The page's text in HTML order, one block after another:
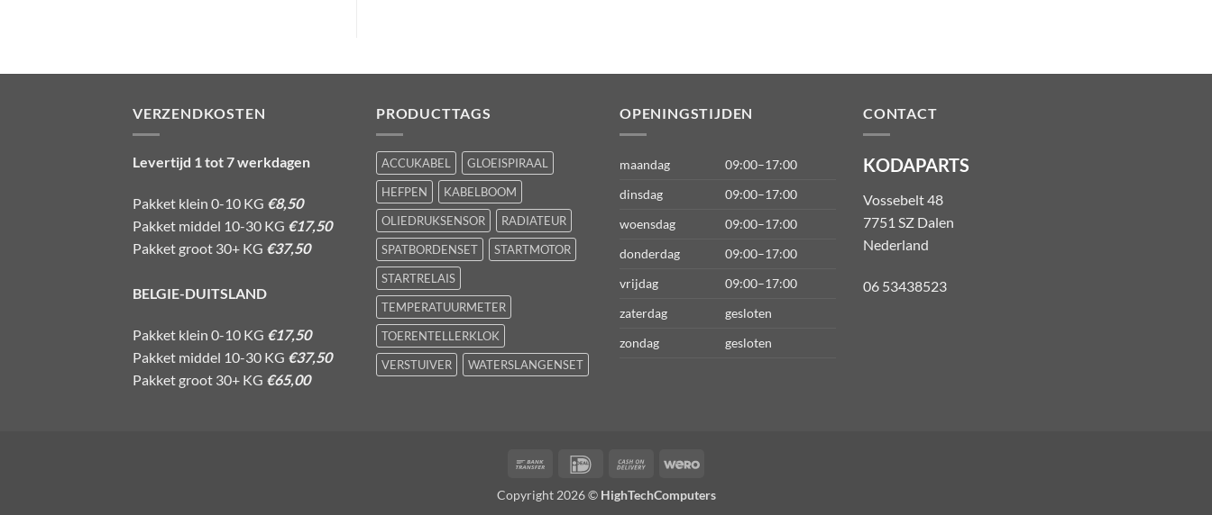
VERZENDKOSTEN
Levertijd 1 tot 7 werkdagen
Pakket klein 0-10 KG €8,50
Pakket middel 10-30 KG €17,50
Pakket groot 30+ KG €37,50
BELGIE-DUITSLAND
Pakket klein 0-10 KG €17,50
Pakket middel 10-30 KG €37,50
Pakket groot 30+ KG €65,00
PRODUCTTAGS
ACCUKABEL
GLOEISPIRAAL
HEFPEN
KABELBOOM
OLIEDRUKSENSOR
RADIATEUR
SPATBORDENSET
STARTMOTOR
STARTRELAIS
TEMPERATUURMETER
TOERENTELLERKLOK
VERSTUIVER
WATERSLANGENSET
OPENINGSTIJDEN
maandag
09:00–17:00
dinsdag
09:00–17:00
woensdag
09:00–17:00
donderdag
09:00–17:00
vrijdag
09:00–17:00
zaterdag
gesloten
zondag
gesloten
CONTACT
KODAPARTS
Vossebelt 48
7751 SZ Dalen
Nederland
06 53438523
Bank
IDeal
Cash
Delivery
Wero
Copyright 2026 © HighTechComputers